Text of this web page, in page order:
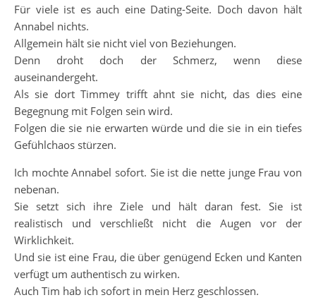
Für viele ist es auch eine Dating-Seite. Doch davon hält
Annabel nichts.
Allgemein hält sie nicht viel von Beziehungen.
Denn droht doch der Schmerz, wenn diese
auseinandergeht.
Als sie dort Timmey trifft ahnt sie nicht, das dies eine
Begegnung mit Folgen sein wird.
Folgen die sie nie erwarten würde und die sie in ein tiefes
Gefühlchaos stürzen.
Ich mochte Annabel sofort. Sie ist die nette junge Frau von
nebenan.
Sie setzt sich ihre Ziele und hält daran fest. Sie ist
realistisch und verschließt nicht die Augen vor der
Wirklichkeit.
Und sie ist eine Frau, die über genügend Ecken und Kanten
verfügt um authentisch zu wirken.
Auch Tim hab ich sofort in mein Herz geschlossen.